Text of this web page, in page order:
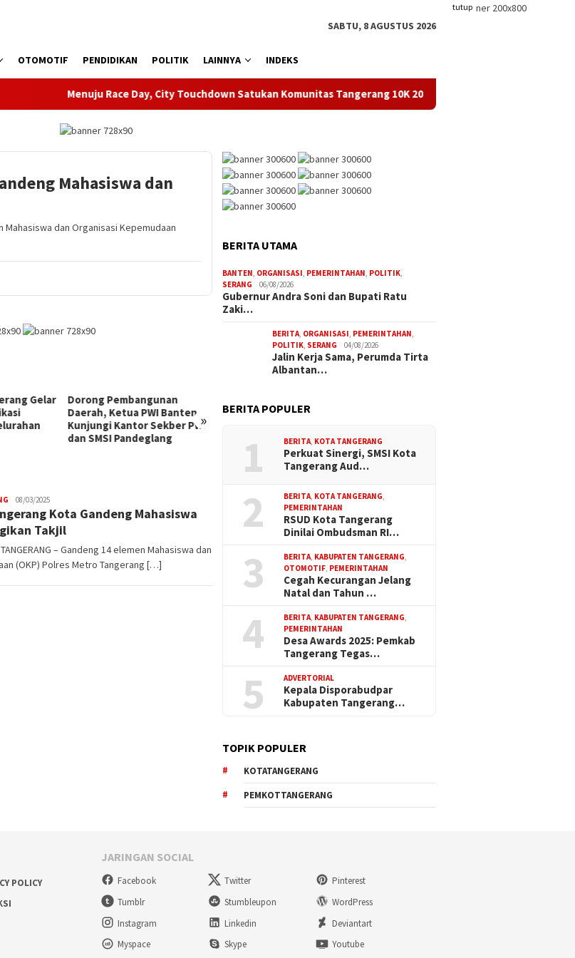
tutup
SABTU, 8 AGUSTUS 2026
OTOMOTIF PENDIDIKAN POLITIK LAINNYA INDEKS
Menuju Race Day, City Touchdown Satukan Komunitas Tangerang 10K 2026
Mahasiswa dan
Mahasiswa dan Organisasi Kepemudaan
»
Dorong Pembangunan
Daerah, Ketua PWI Banten
Kunjungi Kantor Sekber PWI
dan SMSI Pandeglang
Pemkot Tangerang Raih LPM
Award 2026, Bukti Komitmen
Perkuat Pemberdayaan
Masyarakat
Bendera
W4nt0
08/03/2025
Kota Gandeng Mahasiswa
Takjil
TANGERANG – Gandeng 14 elemen Mahasiswa dan
(OKP) Polres Metro Tangerang […]
BERITA UTAMA
BANTEN, ORGANISASI, PEMERINTAHAN, POLITIK,
SERANG
06/08/2026
Gubernur Andra Soni dan Bupati Ratu
Zaki…
BERITA, ORGANISASI, PEMERINTAHAN,
POLITIK, SERANG 04/08/2026
Jalin Kerja Sama, Perumda Tirta
Albantan…
BERITA POPULER
1 BERITA, KOTA TANGERANG
Perkuat Sinergi, SMSI Kota
Tangerang Aud…
2 BERITA, KOTA TANGERANG,
PEMERINTAHAN
RSUD Kota Tangerang
Dinilai Ombudsman RI…
3 BERITA, KABUPATEN TANGERANG,
OTOMOTIF, PEMERINTAHAN
Cegah Kecurangan Jelang
Natal dan Tahun …
4 BERITA, KABUPATEN TANGERANG,
PEMERINTAHAN
Desa Awards 2025: Pemkab
Tangerang Tegas…
5 ADVERTORIAL
Kepala Disporabudpar
Kabupaten Tangerang…
TOPIK POPULER
KOTATANGERANG
PEMKOTTANGERANG
POLICY
JARINGAN SOCIAL
Facebook Twitter
Pinterest
Tumblr
Stumbleupon
WordPress
Instagram
Linkedin
Deviantart
Myspace
Skype Youtube